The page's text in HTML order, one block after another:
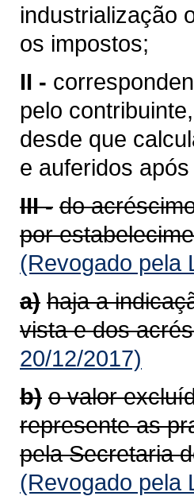
industrialização
os impostos;
II -
pelo
desde que
e auferidos
III - do
por
(Revogado pela
a) haja a
vista e dos
20/12/2017)
b) o valor
represente as
pela Secretaria
(Revogado pela